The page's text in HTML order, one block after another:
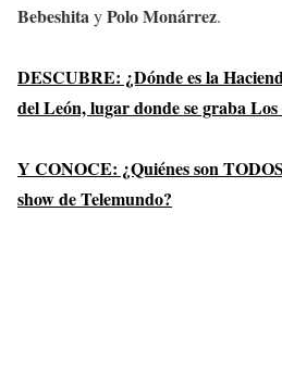
BebeshitayPolo Monárrez.
DESCUBRE: ¿Dónde es la
del León, lugar donde se graba Los
Y CONOCE: ¿Quiénes son
show de Telemundo?